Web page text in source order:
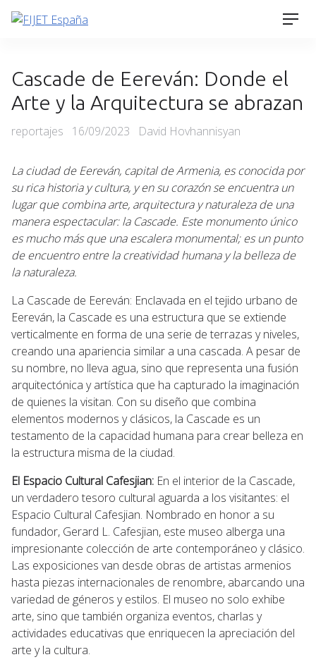
Skip
Cascade de Eereván: Donde el
Arte y la Arquitectura se abrazan
Categories
reportajes
Posted
16/09/2023 David Hovhannisyan
La ciudad de Eereván, capital de Armenia, es conocida por
su rica historia y cultura, y en su corazón se encuentra un
lugar que combina arte, arquitectura y naturaleza de una
manera espectacular: la Cascade. Este monumento único
es mucho más que una escalera monumental; es un punto
de encuentro entre la creatividad humana y la belleza de
la naturaleza.
La Cascade de Eereván: Enclavada en el tejido urbano de
Eereván, la Cascade es una estructura que se extiende
verticalmente en forma de una serie de terrazas y niveles,
creando una apariencia similar a una cascada. A pesar de
su nombre, no lleva agua, sino que representa una fusión
arquitectónica y artística que ha capturado la imaginación
de quienes la visitan. Con su diseño que combina
elementos modernos y clásicos, la Cascade es un
testamento de la capacidad humana para crear belleza en
la estructura misma de la ciudad.
El Espacio Cultural Cafesjian: En el interior de la Cascade,
un verdadero tesoro cultural aguarda a los visitantes: el
Espacio Cultural Cafesjian. Nombrado en honor a su
fundador, Gerard L. Cafesjian, este museo alberga una
impresionante colección de arte contemporáneo y clásico.
Las exposiciones van desde obras de artistas armenios
hasta piezas internacionales de renombre, abarcando una
variedad de géneros y estilos. El museo no solo exhibe
arte, sino que también organiza eventos, charlas y
actividades educativas que enriquecen la apreciación del
arte y la cultura.